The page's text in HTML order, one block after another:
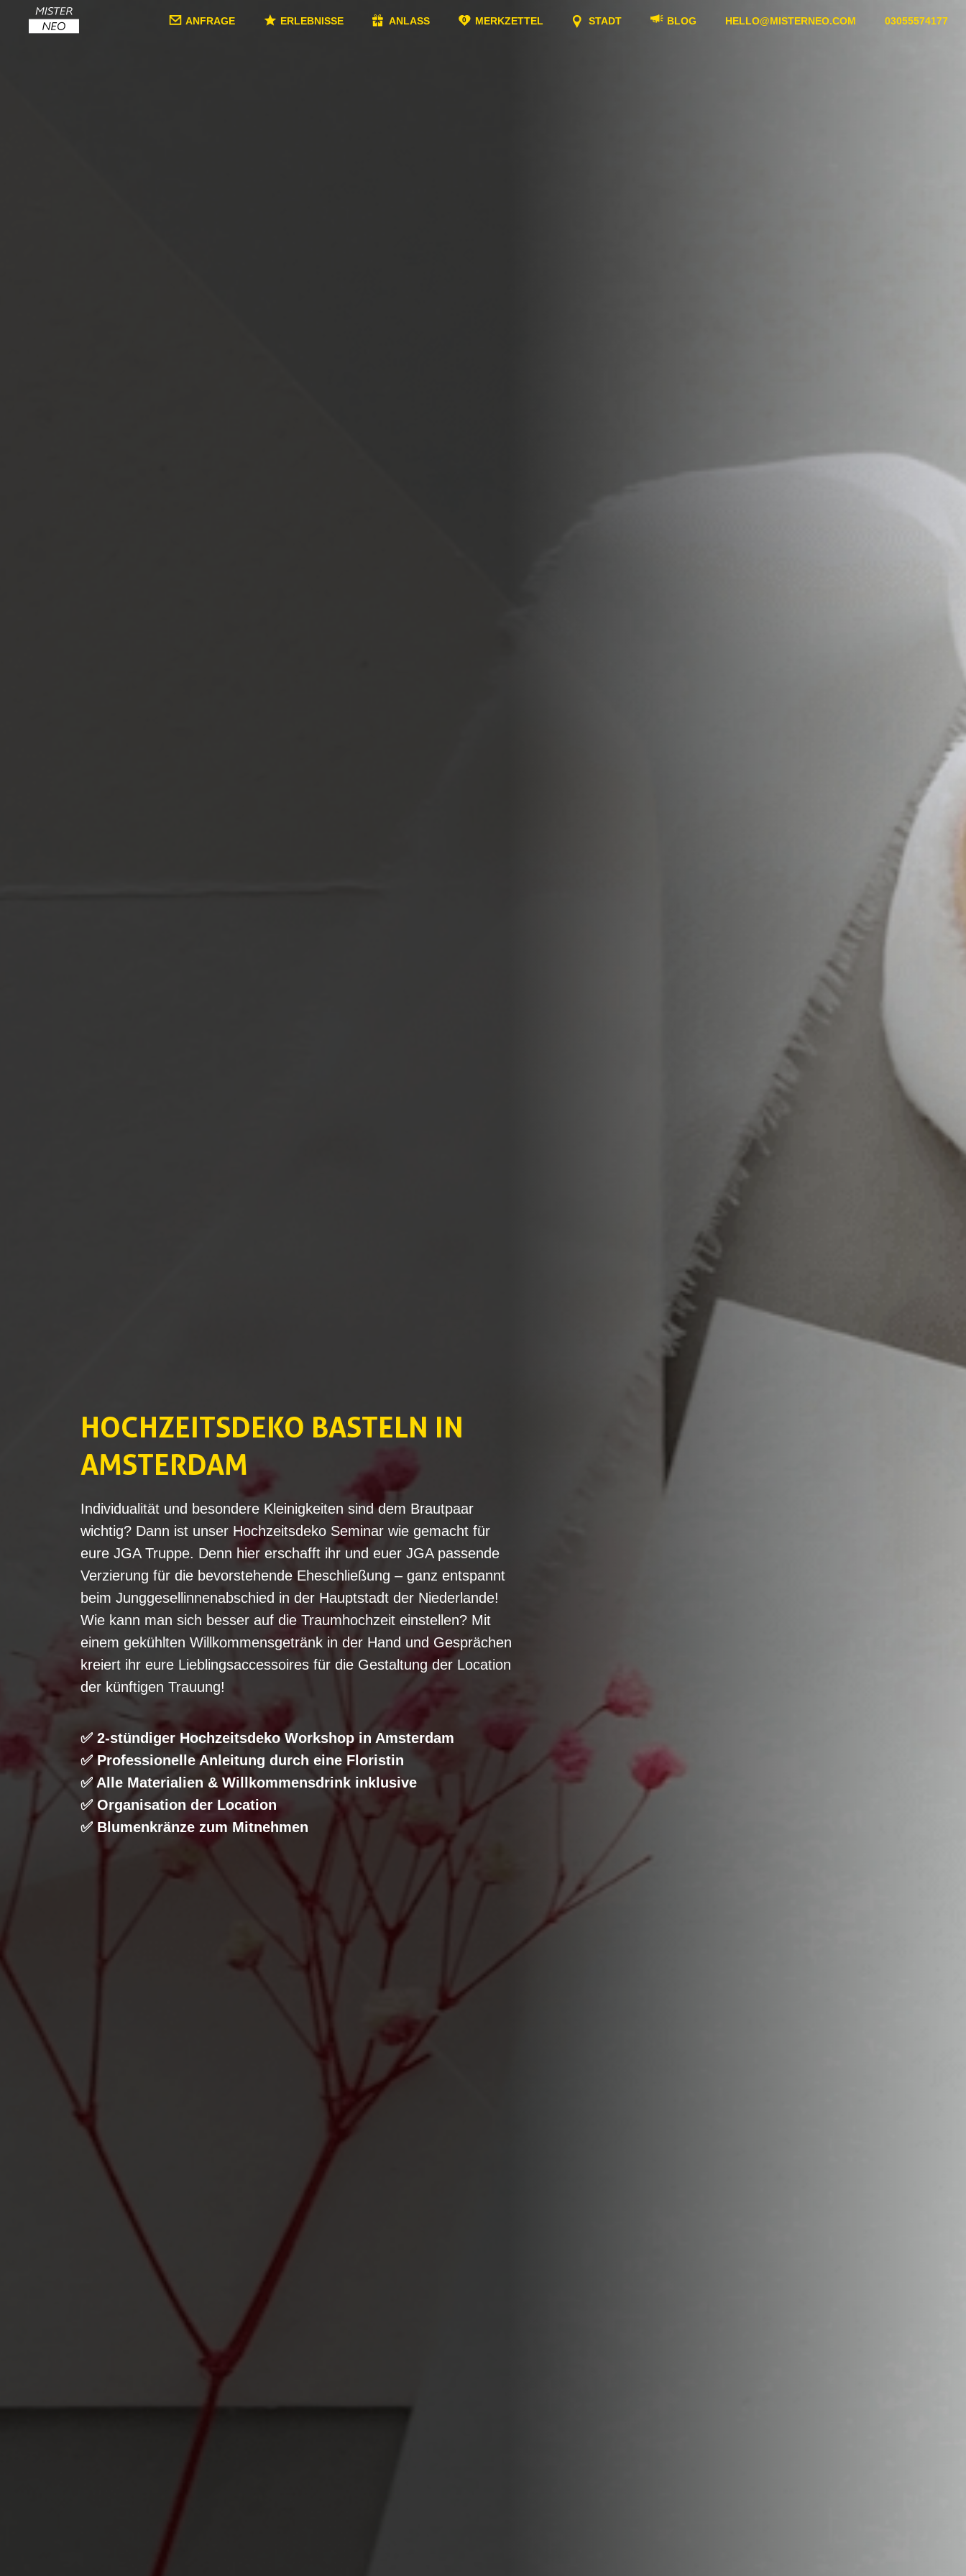
ANFRAGE ERLEBNISSE ANLASS MERKZETTEL STADT BLOG HELLO@MISTERNEO.COM 03055574177
HOCHZEITSDEKO BASTELN IN
AMSTERDAM
Individualität und besondere Kleinigkeiten sind dem Brautpaar
wichtig? Dann ist unser Hochzeitsdeko Seminar wie gemacht für
eure JGA Truppe. Denn hier erschafft ihr und euer JGA passende
Verzierung für die bevorstehende Eheschließung – ganz entspannt
beim Junggesellinnenabschied in der Hauptstadt der Niederlande!
Wie kann man sich besser auf die Traumhochzeit einstellen? Mit
einem gekühlten Willkommensgetränk in der Hand und Gesprächen
kreiert ihr eure Lieblingsaccessoires für die Gestaltung der Location
der künftigen Trauung!
✅ 2-stündiger Hochzeitsdeko Workshop in Amsterdam
✅ Professionelle Anleitung durch eine Floristin
✅ Alle Materialien & Willkommensdrink inklusive
✅ Organisation der Location
✅ Blumenkränze zum Mitnehmen